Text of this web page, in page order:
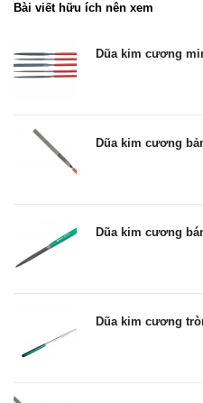
Bài viết hữu ích nên xem
Dũa kim cương
Dũa kim cương
Dũa kim cương
Dũa kim cương